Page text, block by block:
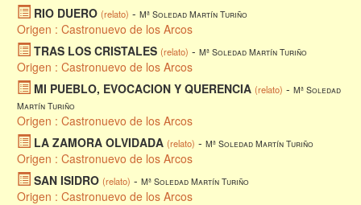
RIO DUERO (relato) - Mª Soledad Martín Turiño
Origen : Castronuevo de los Arcos
TRAS LOS CRISTALES (relato) - Mª Soledad Martín Turiño
Origen : Castronuevo de los Arcos
MI PUEBLO, EVOCACION Y QUERENCIA (relato) - Mª Soledad
Martín Turiño
Origen : Castronuevo de los Arcos
LA ZAMORA OLVIDADA (relato) - Mª Soledad Martín Turiño
Origen : Castronuevo de los Arcos
SAN ISIDRO (relato) - Mª Soledad Martín Turiño
Origen : Castronuevo de los Arcos